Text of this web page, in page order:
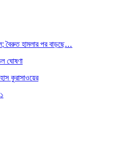
বৈরুত হামলার পর বাড়ছে…
ঘোষণা
কুরাসাওয়ের